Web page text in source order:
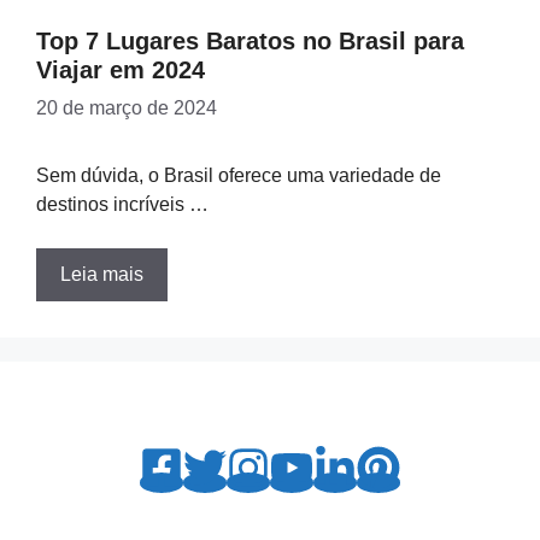
Top 7 Lugares Baratos no Brasil para
Viajar em 2024
20 de março de 2024
Sem dúvida, o Brasil oferece uma variedade de
destinos incríveis …
Leia mais